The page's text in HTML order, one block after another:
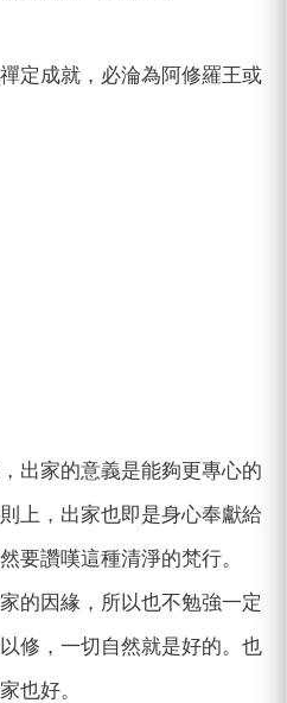
定成就，必淪為阿修羅王或
出家的意義是能夠更專心的
上，出家也即是身心奉獻給
要讚嘆這種清淨的梵行。
的因緣，所以也不勉強一定
修，一切自然就是好的。也
也好。